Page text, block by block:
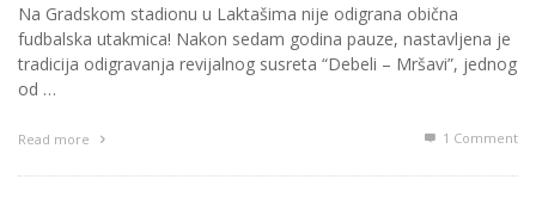
Na Gradskom stadionu u Laktašima nije odigrana obična
fudbalska utakmica! Nakon sedam godina pauze, nastavljena je
tradicija odigravanja revijalnog susreta “Debeli – Mršavi”, jednog
od …
Read more 1 Comment